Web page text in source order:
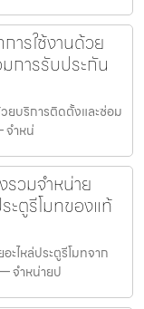
ารใช้งานด้วย
การรับประกัน
ยบริการติดตั้งและซ่อม
จำหน่
วมจำหน่าย
ะตูรีโมทของแท้
ไหล่ประตูรีโมทจาก
จำหน่ายป